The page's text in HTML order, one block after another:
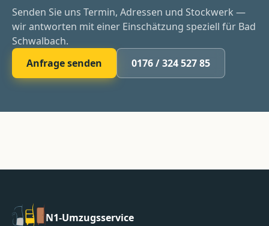
Senden Sie uns Termin, Adressen und Stockwerk —
wir antworten mit einer Einschätzung speziell für Bad
Schwalbach.
Anfrage senden
0176 / 324 527 85
N1-Umzugsservice